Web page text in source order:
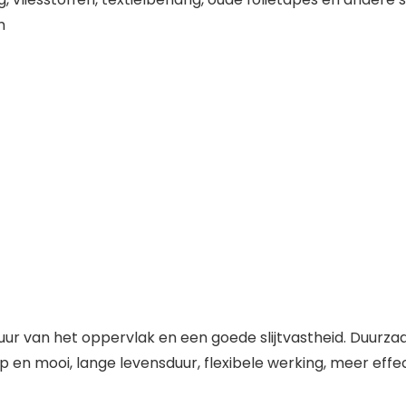
van het oppervlak en een goede slijtvastheid.
en mooi, lange levensduur, flexibele werking, meer